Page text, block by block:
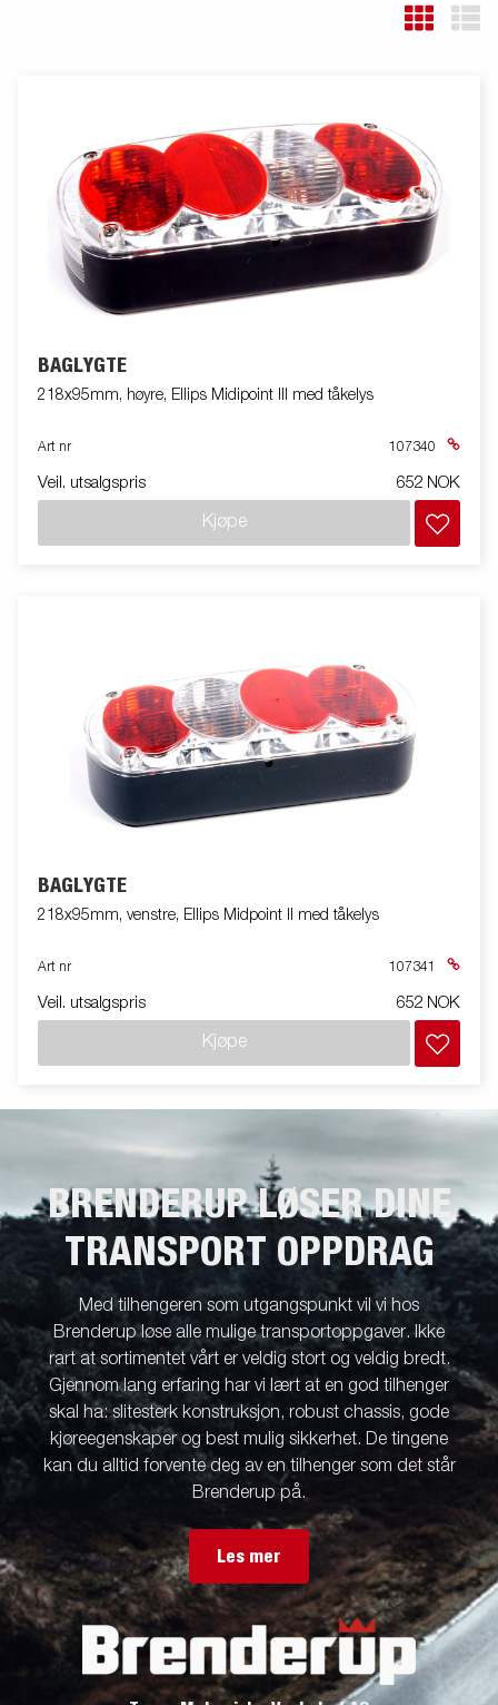
BAGLYGTE
218x95mm, høyre, Ellips Midipoint III med tåkelys
Art nr 107340
Veil. utsalgspris 652 NOK
Kjøpe
BAGLYGTE
218x95mm, venstre, Ellips Midpoint II med tåkelys
Art nr 107341
Veil. utsalgspris 652 NOK
Kjøpe
BRENDERUP LØSER DINE
TRANSPORT OPPDRAG
Med tilhengeren som utgangspunkt vil vi hos
Brenderup løse alle mulige transportoppgaver. Ikke
rart at sortimentet vårt er veldig stort og veldig bredt.
Gjennom lang erfaring har vi lært at en god tilhenger
skal ha: slitesterk konstruksjon, robust chassis, gode
kjøreegenskaper og best mulig sikkerhet. De tingene
kan du alltid forvente deg av en tilhenger som det står
Brenderup på.
Les mer